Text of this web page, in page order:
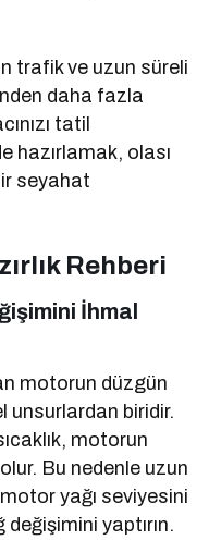
trafik ve uzun süreli
daha fazla
tatil
hazırlamak, olası
seyahat
Rehberi
İhmal
motorun düzgün
unsurlardan biridir.
motorun
Bu nedenle uzun
yağı seviyesini
yaptırın.